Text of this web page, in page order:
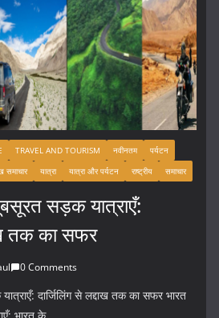
TRAVEL AND TOURISM नवीनतम
पर्यटन
समाचार यात्रा यात्रा और पर्यटन राष्ट्रीय समाचार
सड़क यात्राएँ:
तक का सफर
0 Comments
दार्जिलिंग से लद्दाख तक का सफर भारत